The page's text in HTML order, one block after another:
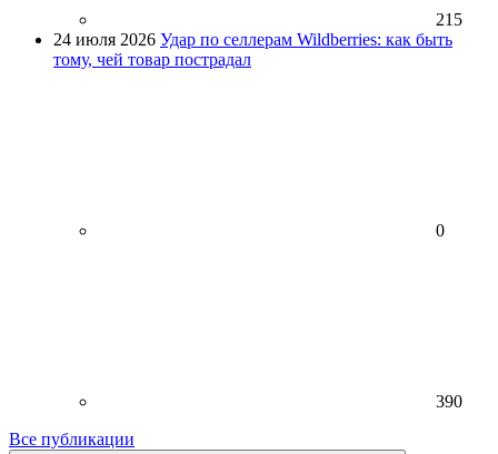
215
24 июля 2026 Удар по селлерам Wildberries: как быть
тому, чей товар пострадал
0
390
Все публикации